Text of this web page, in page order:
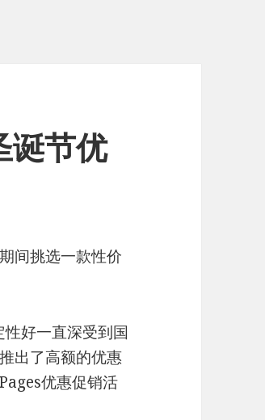
节优
间挑选一款性价
好一直深受到国
出了高额的优惠
优惠促销活